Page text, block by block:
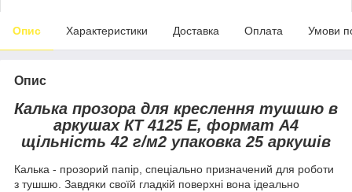
Опис Характеристики Доставка Оплата Умови
Опис
Калька прозора для креслення тушшю в
аркушах КТ 4125 Е, формат А4
щільність 42 г/м2 упаковка 25 аркушів
Калька - прозорий папір, спеціально призначений для роботи
з тушшю. Завдяки своїй гладкій поверхні вона ідеально